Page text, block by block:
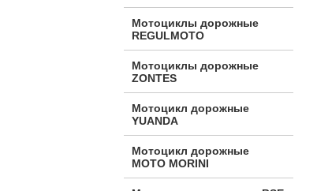
Мотоциклы дорожные
REGULMOTO
Мотоциклы дорожные
ZONTES
Мотоцикл дорожные
YUANDA
Мотоцикл дорожные
МОТО MORINI